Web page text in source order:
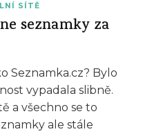
SÍTĚ
seznamky za
Seznamka.cz? Bylo
vypadala slibně.
a všechno se to
ale stále